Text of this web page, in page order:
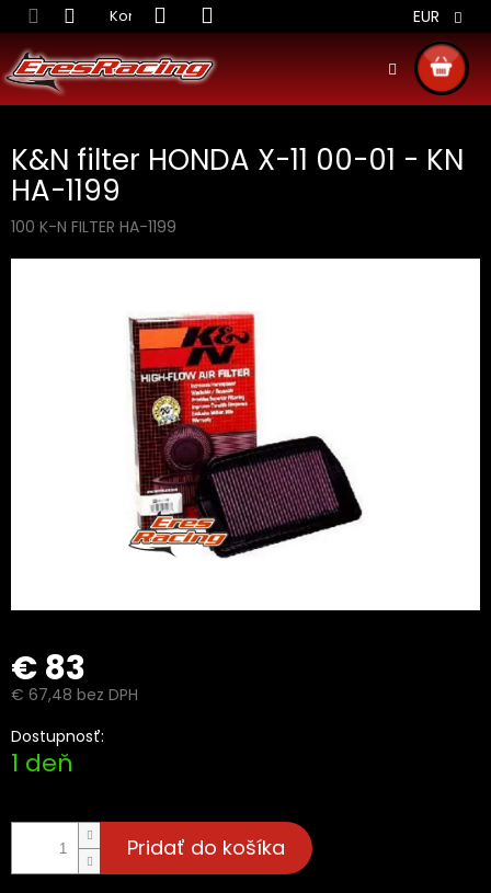
Prejsť
na
obsah
Kontakt Obchodné podmienky Doprava
EUR
KOŠÍK
K&N filter HONDA X-11 00-01 - KN
HA-1199
100 K-N FILTER HA-1199
€ 83
€ 67,48 bez DPH
Jednotková
cena:
Dostupnosť:
1 deň
Pridať do košíka